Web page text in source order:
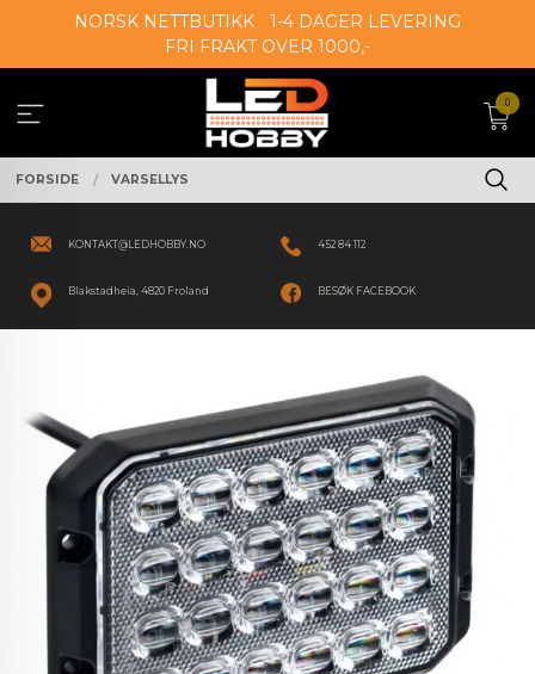
NORSK NETTBUTIKK
1-4 DAGER LEVERING
FRI FRAKT OVER 1000,-
0
FORSIDE VARSELLYS
KONTAKT@LEDHOBBY.NO 452 84 112
Blakstadheia, 4820 Froland BESØK FACEBOOK